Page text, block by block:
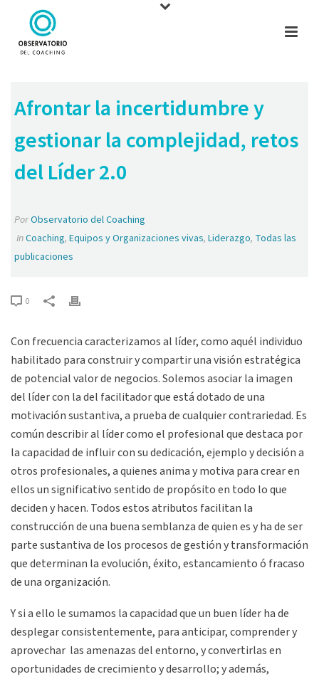
Afrontar la incertidumbre y
gestionar la complejidad, retos
del Líder 2.0
PorObservatorio del Coaching
InCoaching, Equipos y Organizaciones vivas, Liderazgo, Todas las
publicaciones
0
Con frecuencia caracterizamos al líder, como aquél individuo
habilitado para construir y compartir una visión estratégica
de potencial valor de negocios. Solemos asociar la imagen
del líder con la del facilitador que está dotado de una
motivación sustantiva, a prueba de cualquier contrariedad. Es
común describir al líder como el profesional que destaca por
la capacidad de influir con su dedicación, ejemplo y decisión a
otros profesionales, a quienes anima y motiva para crear en
ellos un significativo sentido de propósito en todo lo que
deciden y hacen. Todos estos atributos facilitan la
construcción de una buena semblanza de quien es y ha de ser
parte sustantiva de los procesos de gestión y transformación
que determinan la evolución, éxito, estancamiento ó fracaso
de una organización.
Y si a ello le sumamos la capacidad que un buen líder ha de
desplegar consistentemente, para anticipar, comprender y
aprovechar las amenazas del entorno, y convertirlas en
oportunidades de crecimiento y desarrollo; y además,